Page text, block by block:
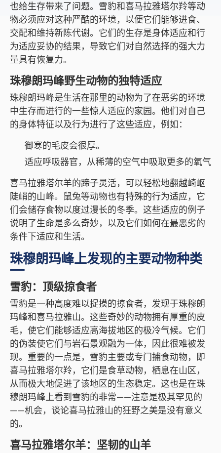
也给生存带来了问题。雪豹和喜马拉雅塔尔羚等动
物必须应对这种严酷的环境，以便它们能够进食、
交配和维持新陈代谢。它们的生存是身体适应和行
为适应妥协的结果，导致它们对自然选择的强大力
量具有恢复力。
珠穆朗玛峰野生动物的独特适应
珠穆朗玛峰是生活在那里的动物为了在恶劣的环境
中生存而进行的一些惊人适应的家园。他们对自己
的身体特征以及行为进行了这些适应，例如：
御寒的毛皮会很厚。
适应呼吸器官，从稀薄的空气中吸取更多的氧气
喜马拉雅塔尔羊的蹄子灵活，可以轻松地翻越崎岖
陡峭的山峰。鼠兔等动物也有特殊的行为适应，它
们会储存食物以度过漫长的冬季。这些适应的例子
说明了生命是多么奇妙，以及它们如何在最恶劣的
条件下适应和生活。
珠穆朗玛峰上发现的主要动物种类
雪豹：顶级掠食者
雪豹是一种高度难以捉摸的掠食者，发现于珠穆朗
玛峰和喜马拉雅山。这些奇妙的动物拥有厚重的皮
毛，使它们能够适应高海拔地区的极冷气候。它们
的伪装使它们与岩石景观融为一体，因此很难被发
现。重要的一点是，雪豹主要或专门捕食动物，即
喜马拉雅塔尔羚，它们是食草动物，栖息在山区，
从而极大地促进了该地区的生态稳定。这也是在珠
穆朗玛峰上看到雪豹的非常——注意是极其罕见的
——机会，谈论喜马拉雅山的狂野之美是没有意义
的。
喜马拉雅塔尔羊：坚韧的山羊